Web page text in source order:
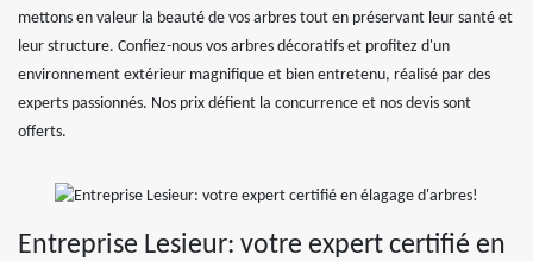
mettons en valeur la beauté de vos arbres tout en préservant leur santé et
leur structure. Confiez-nous vos arbres décoratifs et profitez d'un
environnement extérieur magnifique et bien entretenu, réalisé par des
experts passionnés. Nos prix défient la concurrence et nos devis sont
offerts.
Entreprise Lesieur: votre expert certifié en